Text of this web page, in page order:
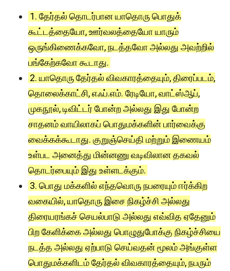
1. தேர்தல் தொடர்பான யாதொரு பொதுக்
கூட்டத்தையோ, ஊர்வலத்தையோ யாரும்
ஒருங்கிணைக்கவோ, நடத்தவோ அல்லது அவற்றில்
பங்கேற்கவோ கூடாது.
2. யாதொரு தேர்தல் விவகாரத்தையும், திரைப்படம்,
தொலைக்காட்சி, எஃப்.எம். ரேடியோ, வாட்ஸ்ஆப்,
முகநூல், டிவிட்டர் போன்ற அல்லது இது போன்ற
சாதனம் வாயிலாகப் பொதுமக்களின் பார்வைக்கு
வைக்கக்கூடாது. குறுஞ்செய்தி மற்றும் இணையம்
உள்பட அனைத்து மின்னணு வடிவிலான தகவல்
தொடர்பையும் இது உள்ளடக்கும்.
3. பொது மக்களில் எந்தவொரு நபரையும் ஈர்க்கிற
வகையில், யாதொரு இசை நிகழ்ச்சி அல்லது
திரையரங்கச் செயல்பாடு அல்லது எவ்வித ஏதேனும்
பிற கேளிக்கை அல்லது பொழுதுபோக்கு நிகழ்ச்சியை
நடத்த அல்லது ஏற்பாடு செய்வதன் மூலம் அங்குள்ள
பொதுமக்களிடம் தேர்தல் விவகாரத்தையும், நபரும்